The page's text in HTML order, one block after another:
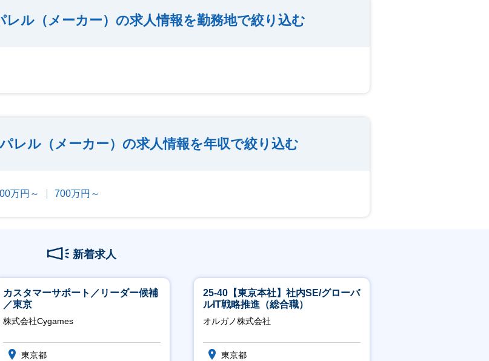
レル（メーカー）の求人情報を勤務地で絞り込む
レル（メーカー）の求人情報を年収で絞り込む
万円～ 700万円～
新着求人
カスタマーサポート／リーダー候補
／東京
株式会社Cygames
東京都
25-40【東京本社】社内SE/グローバ
ルIT戦略推進（総合職）
オルガノ株式会社
東京都